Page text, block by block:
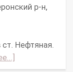
р-н,
Нефтяная.